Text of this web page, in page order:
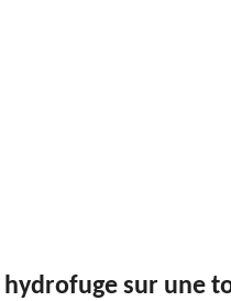
hydrofuge sur une